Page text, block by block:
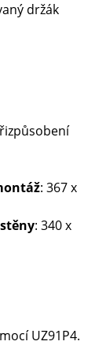
držák
: 367 x
: 340 x
UZ91P4.